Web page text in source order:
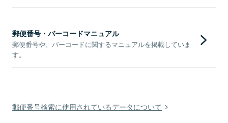
郵便番号・バーコードマニュアル
郵便番号や、バーコードに関するマニュアルを掲載していま
す。
郵便番号検索に使用されているデータについて